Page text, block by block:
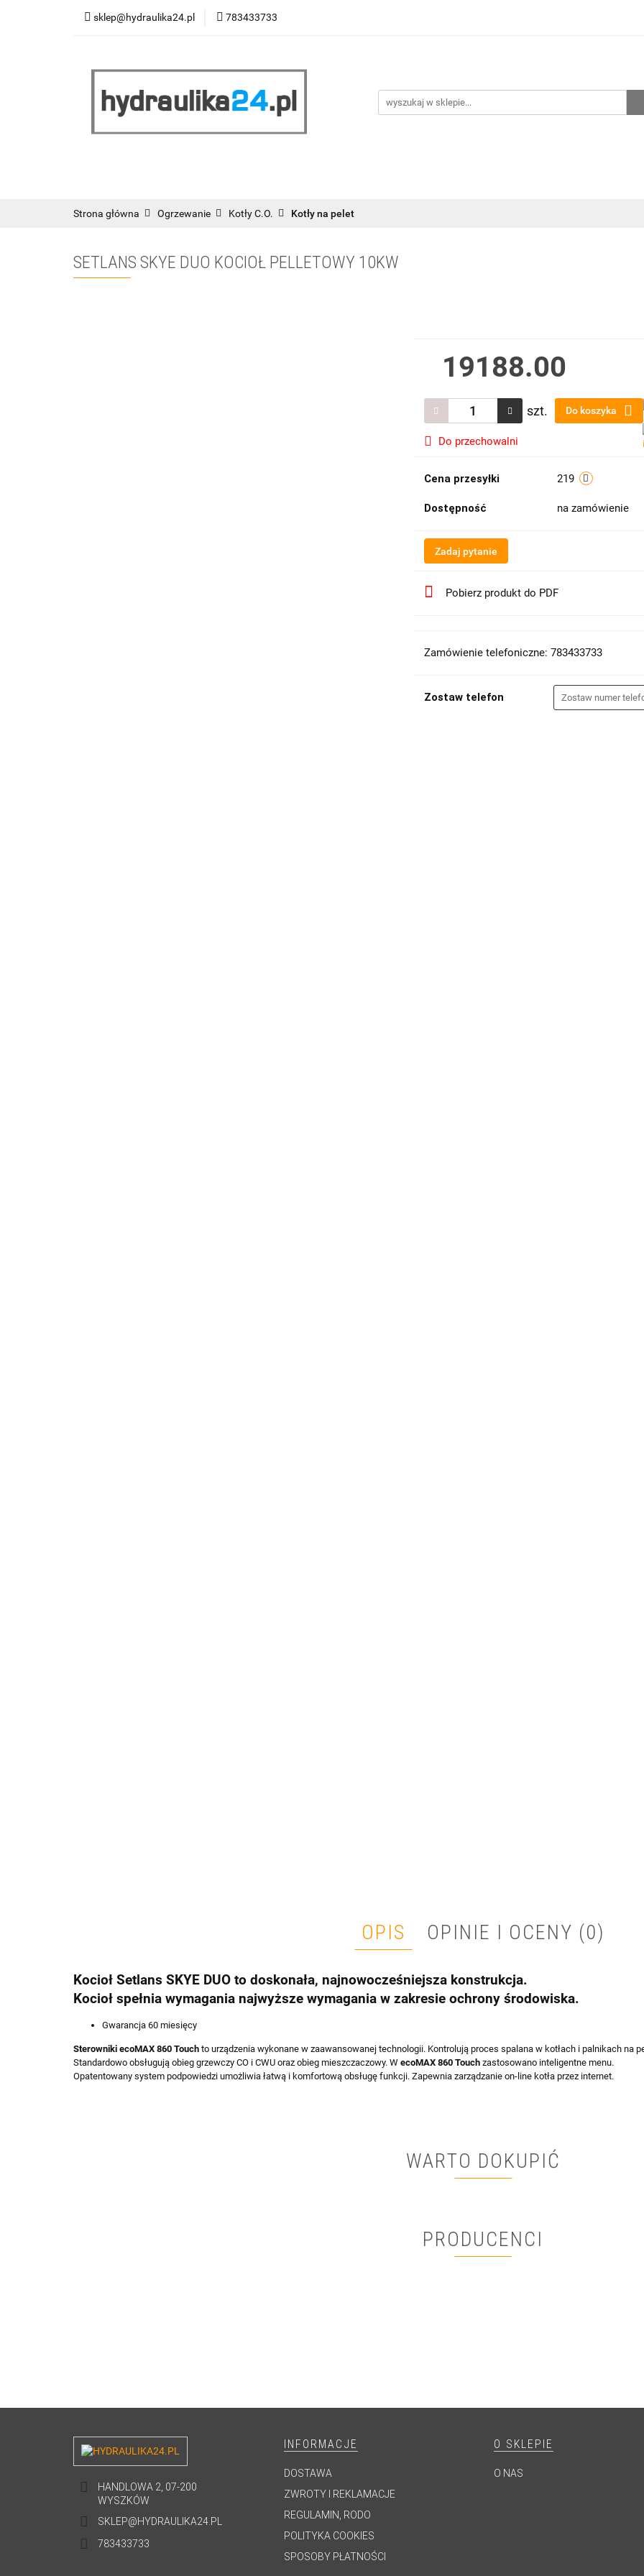
sklep@hydraulika24.pl 783433733
RATY/LEASING
Łazienka
Wyprzedaż WYCENA ZESTAWÓW
Strona główna Ogrzewanie Kotły C.O. Kotły na pelet
SETLANS SKYE DUO KOCIOŁ PELLETOWY 10KW
19188.00
szt. Do koszyka
Do przechowalni
Cena przesyłki 219
Dostępność na zamówienie
Zadaj pytanie
Pobierz produkt do PDF
Zamówienie telefoniczne: 783433733
Zostaw telefon
OPIS OPINIE I OCENY (0)
Kocioł Setlans SKYE DUO to doskonała, najnowocześniejsza konstrukcja.
Kocioł spełnia wymagania najwyższe wymagania w zakresie ochrony środowiska.
Gwarancja 60 miesięcy
Sterowniki ecoMAX 860 Touch to urządzenia wykonane w zaawansowanej technologii. Kontrolują proces spalana w kotłach i palnikach na
Standardowo obsługują obieg grzewczy CO i CWU oraz obieg mieszczaczowy. W ecoMAX 860 Touch zastosowano inteligentne menu.
Opatentowany system podpowiedzi umożliwia łatwą i komfortową obsługę funkcji. Zapewnia zarządzanie on-line kotła przez internet.
WARTO DOKUPIĆ
PRODUCENCI
HANDLOWA 2, 07-200
WYSZKÓW
SKLEP@HYDRAULIKA24.PL
783433733
INFORMACJE
DOSTAWA
ZWROTY I REKLAMACJE
REGULAMIN, RODO
POLITYKA COOKIES
SPOSOBY PŁATNOŚCI
O SKLEPIE
O NAS